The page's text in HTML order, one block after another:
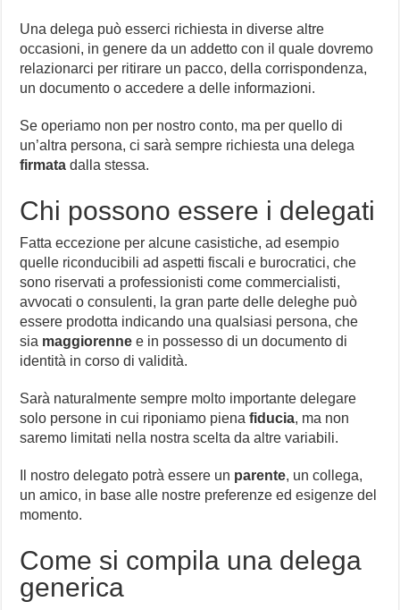
Una delega può esserci richiesta in diverse altre
occasioni, in genere da un addetto con il quale dovremo
relazionarci per ritirare un pacco, della corrispondenza,
un documento o accedere a delle informazioni.
Se operiamo non per nostro conto, ma per quello di
un’altra persona, ci sarà sempre richiesta una delega
firmata dalla stessa.
Chi possono essere i delegati
Fatta eccezione per alcune casistiche, ad esempio
quelle riconducibili ad aspetti fiscali e burocratici, che
sono riservati a professionisti come commercialisti,
avvocati o consulenti, la gran parte delle deleghe può
essere prodotta indicando una qualsiasi persona, che
sia maggiorenne e in possesso di un documento di
identità in corso di validità.
Sarà naturalmente sempre molto importante delegare
solo persone in cui riponiamo pienafiducia, ma non
saremo limitati nella nostra scelta da altre variabili.
Il nostro delegato potrà essere un parente, un collega,
un amico, in base alle nostre preferenze ed esigenze del
momento.
Come si compila una delega
generica